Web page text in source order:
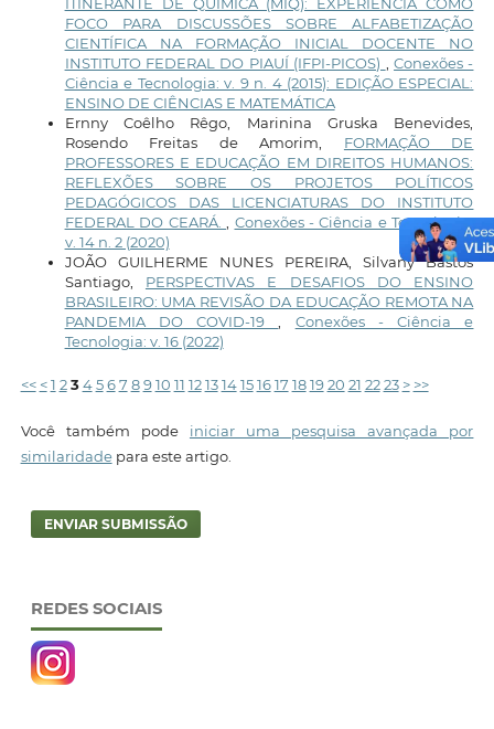
ITINERANTE DE QUÍMICA (MIQ): EXPERIÊNCIA COMO
FOCO PARA DISCUSSÕES SOBRE ALFABETIZAÇÃO
CIENTÍFICA NA FORMAÇÃO INICIAL DOCENTE NO
INSTITUTO FEDERAL DO PIAUÍ (IFPI-PICOS) ,Conexões -
Ciência e Tecnologia: v. 9 n. 4 (2015): EDIÇÃO ESPECIAL:
ENSINO DE CIÊNCIAS E MATEMÁTICA
Ernny Coêlho Rêgo, Marinina Gruska Benevides,
Rosendo Freitas de Amorim, FORMAÇÃO DE
PROFESSORES E EDUCAÇÃO EM DIREITOS HUMANOS:
REFLEXÕES SOBRE OS PROJETOS POLÍTICOS
PEDAGÓGICOS DAS LICENCIATURAS DO INSTITUTO
FEDERAL DO CEARÁ., Conexões - Ciência e Tecnologia:
v. 14 n. 2 (2020)
JOÃO GUILHERME NUNES PEREIRA, Silvany Bastos
Santiago, PERSPECTIVAS E DESAFIOS DO ENSINO
BRASILEIRO: UMA REVISÃO DA EDUCAÇÃO REMOTA NA
PANDEMIA DO COVID-19, Conexões - Ciência e
Tecnologia: v. 16 (2022)
<< < 1 2 3 4 5 6 7 8 9 10 11 12 13 14 15 16 17 18 19 20 21 22 23 > >>
Você também pode iniciar uma pesquisa avançada por
similaridadepara este artigo.
ENVIAR SUBMISSÃO
REDES SOCIAIS